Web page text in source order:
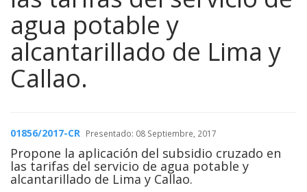
agua potable y
alcantarillado de Lima y
Callao.
01856/2017-CR Presentado: 08 Septiembre, 2017
Propone la aplicación del subsidio cruzado en
las tarifas del servicio de agua potable y
alcantarillado de Lima y Callao.